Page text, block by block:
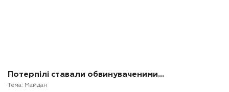
Потерпілі ставали обвинуваченими...
Тема: Майдан